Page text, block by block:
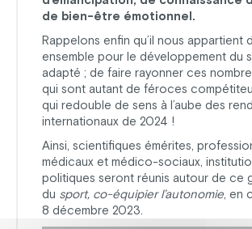
de bien-être émotionnel.
Rappelons enfin qu’il nous appartient
ensemble pour le développement du
adapté ; de faire rayonner ces
qui sont autant de féroces
qui redouble de sens à l’aube des
internationaux de 2024 !
Ainsi, scientifiques émérites,
médicaux et médico-sociaux,
politiques seront réunis autour de ce
du sport, co-équipier l’autonomie , en
8 décembre 2023.